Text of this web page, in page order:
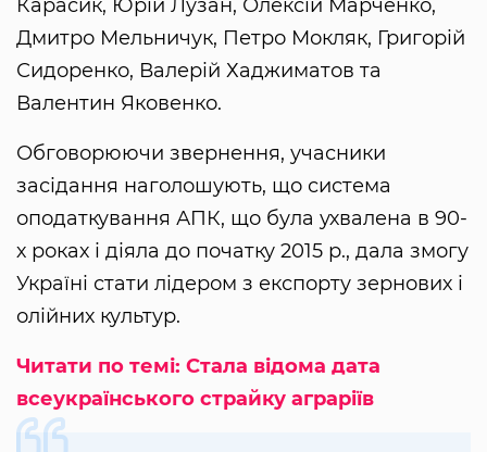
Карасик, Юрій Лузан, Олексій Марченко,
Дмитро Мельничук, Петро Мокляк, Григорій
Сидоренко, Валерій Хаджиматов та
Валентин Яковенко.
Обговорюючи звернення, учасники
засідання наголошують, що система
оподаткування АПК, що була ухвалена в 90-
х роках і діяла до початку 2015 р., дала змогу
Україні стати лідером з експорту зернових і
олійних культур.
Читати по темі: Стала відома дата
всеукраїнського страйку аграріїв